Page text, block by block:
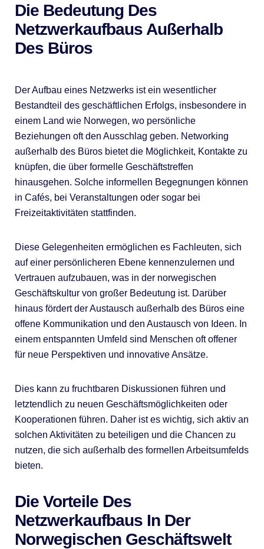
Die Bedeutung Des
Netzwerkaufbaus Außerhalb
Des Büros
Der Aufbau eines Netzwerks ist ein wesentlicher
Bestandteil des geschäftlichen Erfolgs, insbesondere in
einem Land wie Norwegen, wo persönliche
Beziehungen oft den Ausschlag geben. Networking
außerhalb des Büros bietet die Möglichkeit, Kontakte zu
knüpfen, die über formelle Geschäftstreffen
hinausgehen. Solche informellen Begegnungen können
in Cafés, bei Veranstaltungen oder sogar bei
Freizeitaktivitäten stattfinden.
Diese Gelegenheiten ermöglichen es Fachleuten, sich
auf einer persönlicheren Ebene kennenzulernen und
Vertrauen aufzubauen, was in der norwegischen
Geschäftskultur von großer Bedeutung ist. Darüber
hinaus fördert der Austausch außerhalb des Büros eine
offene Kommunikation und den Austausch von Ideen. In
einem entspannten Umfeld sind Menschen oft offener
für neue Perspektiven und innovative Ansätze.
Dies kann zu fruchtbaren Diskussionen führen und
letztendlich zu neuen Geschäftsmöglichkeiten oder
Kooperationen führen. Daher ist es wichtig, sich aktiv an
solchen Aktivitäten zu beteiligen und die Chancen zu
nutzen, die sich außerhalb des formellen Arbeitsumfelds
bieten.
Die Vorteile Des
Netzwerkaufbaus In Der
Norwegischen Geschäftswelt